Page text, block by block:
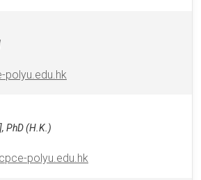
polyu.edu.hk
PhD (H.K.)
polyu.edu.hk